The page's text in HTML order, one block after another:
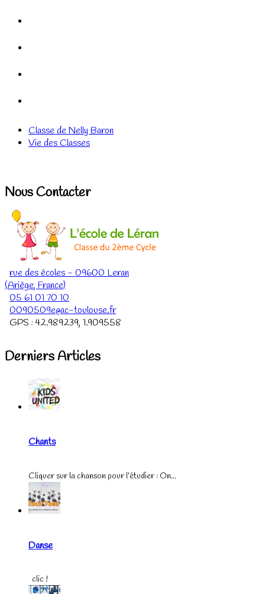
Classe de Nelly Baron
Vie des Classes
Nous Contacter
rue des écoles - 09600 Leran
(Ariège, France)
05 61 01 70 10
0090509e@ac-toulouse.fr
GPS : 42.989239, 1.909558
Derniers Articles
Chants
Cliquer sur la chanson pour l’étudier : On...
Danse
clic !